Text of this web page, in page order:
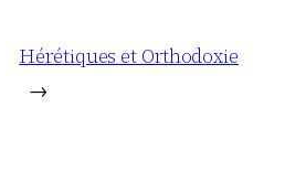
Hérétiques et Orthodoxie
→